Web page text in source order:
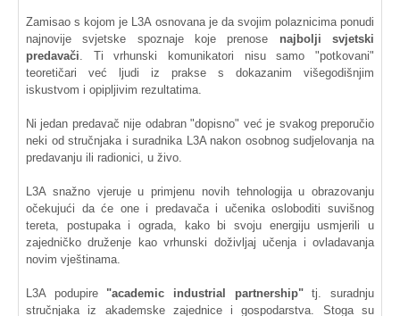
Zamisao s kojom je L3A osnovana je da svojim polaznicima ponudi
najnovije svjetske spoznaje koje prenose najbolji svjetski
predavači . Ti vrhunski komunikatori nisu samo "potkovani"
teoretičari već ljudi iz prakse s dokazanim višegodišnjim
iskustvom i opipljivim rezultatima.
Ni jedan predavač nije odabran "dopisno" već je svakog preporučio
neki od stručnjaka i suradnika L3A nakon osobnog sudjelovanja na
predavanju ili radionici, u živo.
L3A snažno vjeruje u primjenu novih tehnologija u obrazovanju
očekujući da će one i predavača i učenika osloboditi suvišnog
tereta, postupaka i ograda, kako bi svoju energiju usmjerili u
zajedničko druženje kao vrhunski doživljaj učenja i ovladavanja
novim vještinama.
L3A podupire "academic industrial partnership"tj. suradnju
stručnjaka iz akademske zajednice i gospodarstva. Stoga su